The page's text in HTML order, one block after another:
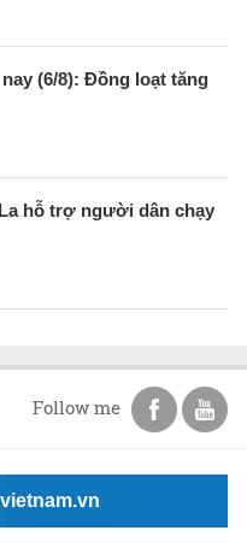
(6/8): Đồng loạt tăng
hỗ trợ người dân chạy
Follow me